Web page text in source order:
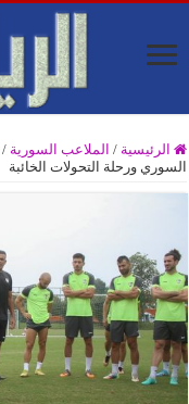
الرئيسية / الملاعب السورية /
السوري ورحلة التحولات الخائبة